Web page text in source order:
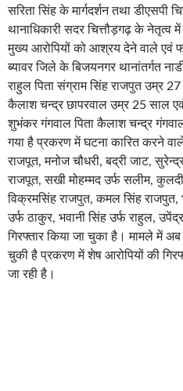
सरिता सिंह के मार्गदर्शन तथा डीएसपी
थानाधिकारी सदर चित्तौड़गढ़ के नेतृत्व में
मुख्य आरोपियों को आश्रय देने वाले एवं
ब्यावर जिले के बिजयनगर थानांतर्गत
राहुल पिता संग्राम सिंह राजपुत उम्र
कैलाश चन्द्र छापरवाल उम्र 25 साल
शुभंकर गंगवाल पिता कैलाश चन्द्र
गया है प्रकरण में घटना कारित करने
राजपूत, मनोज चौधरी, बद्री जाट,
राजपूत, सखी मोहम्मद उर्फ सलीम,
विक्रमसिंह राजपुत, कमल सिंह राजपुत,
उर्फ ठाकुर, भवानी सिंह उर्फ राहुल,
गिरफ्तार किया जा चुका है। मामले में
चुकी है प्रकरण में शेष आरोपियों की
जा रही है।